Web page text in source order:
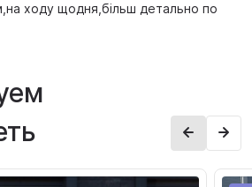
ходу щодня,більш детально по